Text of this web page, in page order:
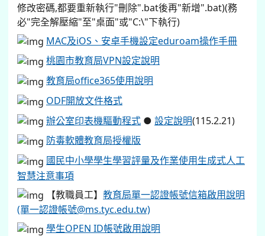
修改密碼,都要重新執行"刪除".bat後再"新增".bat)(務
必"完全解壓縮"至"桌面"或"C:\"下執行)
MAC及iOS、安卓手機設定eduroam操作手冊
桃園市教育局VPN設定說明
教育局office365使用說明
ODF開放文件格式
辦公室印表機驅動程式 ● 設定說明(115.2.21)
防毒軟體教育局授權版
國民中小學學生學習評量及作業使用生成式人工
智慧注意事項
【教職員工】 教育局單一認證帳號信箱啟用說明
(單一認證帳號@ms.tyc.edu.tw)
學生OPEN ID帳號啟用說明